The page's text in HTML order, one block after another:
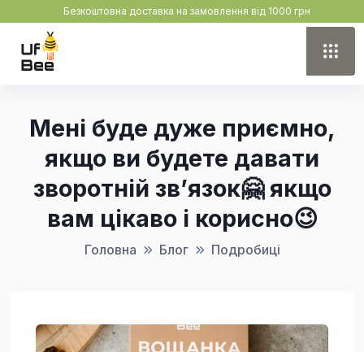
Безкоштовна доставка на замовлення від 1000 грн
Мені буде дуже приємно,
якщо ви будете давати
зворотній зв’язок🤗 якщо
вам цікаво і корисно😉
Головна Блог Подробиці